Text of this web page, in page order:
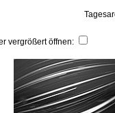
vergrößert öffnen: